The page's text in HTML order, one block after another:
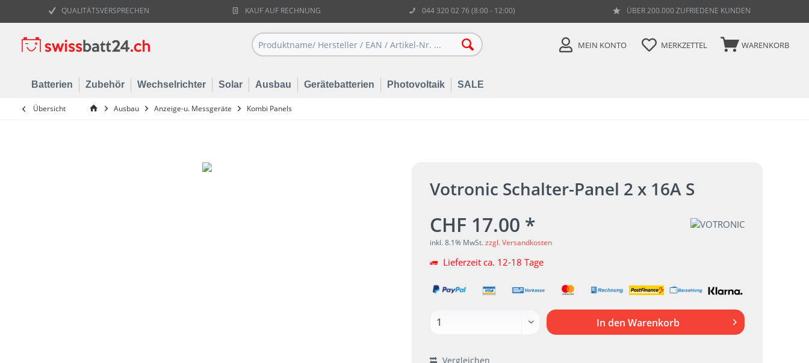
QUALITÄTSVERSPRECHEN KAUF AUF RECHNUNG 044 320 02 76 (8:00 - 12:00) ÜBER 200.000 ZUFRIEDENE KUNDEN
WARENKORB
MERKZETTEL
MEIN KONTO
Batterien Zubehör Wechselrichter Solar Ausbau Gerätebatterien Photovoltaik SALE
Übersicht Ausbau Anzeige-u. Messgeräte Kombi Panels
Votronic Schalter-Panel 2 x 16A S
CHF 17.00 *
inkl. 8.1% MwSt.zzgl. Versandkosten
Lieferzeit ca. 12-18 Tage
In den Warenkorb
Vergleichen